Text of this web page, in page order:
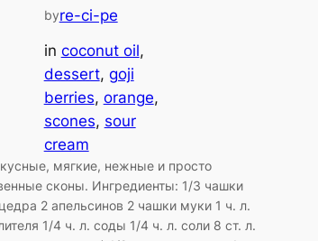
byre-ci-pe
in coconut oil
dessert, goji
berries, orange
scones, sour
cream
мягкие, нежные и просто
сконы. Ингредиенты: 1/3 чашки
2 апельсинов 2 чашки муки 1 ч. л.
1/4 ч. л. соды 1/4 ч. л. соли 8 ст. л.